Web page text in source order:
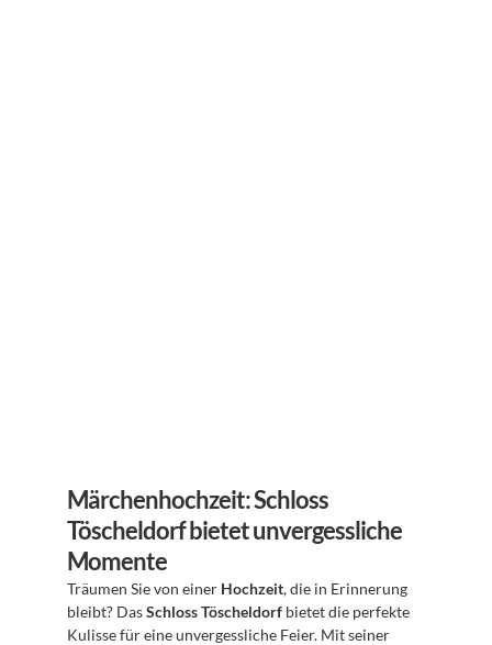
Märchenhochzeit: Schloss
Töscheldorf bietet unvergessliche
Momente
Träumen Sie von einer Hochzeit, die in Erinnerung
bleibt? Das Schloss Töscheldorf bietet die perfekte
Kulisse für eine unvergessliche Feier. Mit seiner